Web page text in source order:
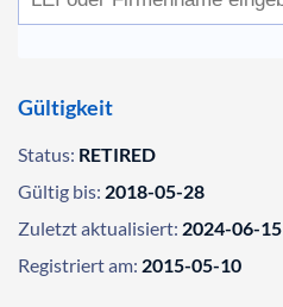
Gültigkeit
Status: RETIRED
Gültig bis: 2018-05-28
Zuletzt aktualisiert: 2024-06-15
Registriert am: 2015-05-10